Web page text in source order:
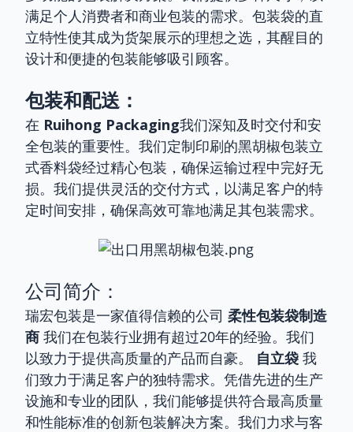
满足个人消费者和商业包装的需求。包装袋的直
立特性使其成为货架展示的理想之选，其醒目的
设计和便捷的包装能够吸引顾客。
包装和配送：
在 Ruihong Packaging我们深知及时交付和安
全包装的重要性。我们定制印刷的黑胡椒包装立
式香料袋经过精心包装，确保运输过程中完好无
损。我们提供灵活的交付方式，以满足客户的特
定时间安排，确保高效可靠地满足其包装需求。
公司简介：
瑞宏包装是一家值得信赖的公司 柔性包装袋制造
商我们在包装行业拥有超过20年的经验。我们
以致力于提供高质量的产品而自豪。 自立袋我
们致力于满足客户的独特需求。凭借先进的生产
设施和专业的团队，我们能够提供符合最高质量
和性能标准的创新包装解决方案。我们力求与客